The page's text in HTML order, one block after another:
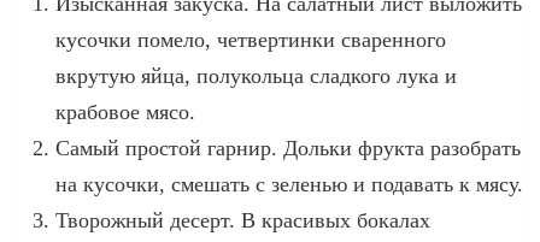
кусочки помело, четвертинки сваренного
вкрутую яйца, полукольца сладкого лука и
крабовое мясо.
Самый простой гарнир. Дольки фрукта разобрать
на кусочки, смешать с зеленью и подавать к мясу.
Творожный десерт. В красивых бокалах